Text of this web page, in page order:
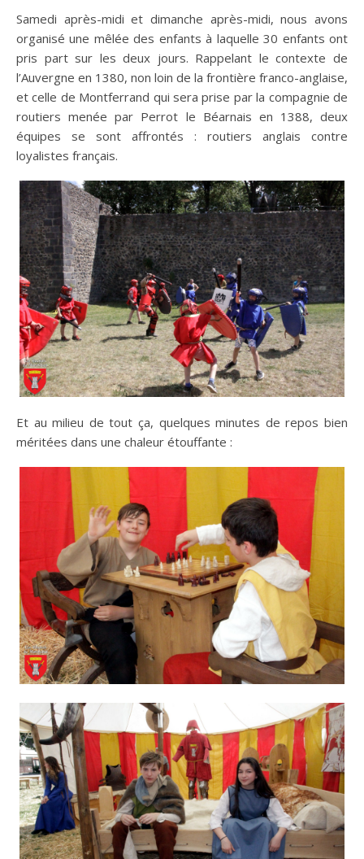
Samedi après-midi et dimanche après-midi, nous avons
organisé une mêlée des enfants à laquelle 30 enfants ont
pris part sur les deux jours. Rappelant le contexte de
l’Auvergne en 1380, non loin de la frontière franco-anglaise,
et celle de Montferrand qui sera prise par la compagnie de
routiers menée par Perrot le Béarnais en 1388, deux
équipes se sont affrontés : routiers anglais contre
loyalistes français.
Et au milieu de tout ça, quelques minutes de repos bien
méritées dans une chaleur étouffante :